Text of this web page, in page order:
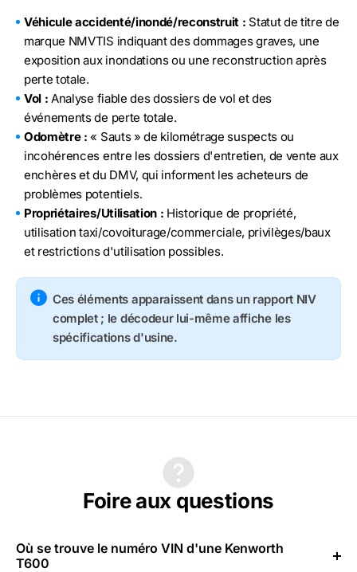
Véhicule accidenté/inondé/reconstruit : Statut de titre de
marque NMVTIS indiquant des dommages graves, une
exposition aux inondations ou une reconstruction après
perte totale.
Vol : Analyse fiable des dossiers de vol et des
événements de perte totale.
Odomètre : « Sauts » de kilométrage suspects ou
incohérences entre les dossiers d'entretien, de vente aux
enchères et du DMV, qui informent les acheteurs de
problèmes potentiels.
Propriétaires/Utilisation : Historique de propriété,
utilisation taxi/covoiturage/commerciale, privilèges/baux
et restrictions d'utilisation possibles.
Ces éléments apparaissent dans un rapport NIV
complet ; le décodeur lui-même affiche les
spécifications d'usine.
Foire aux questions
Où se trouve le numéro VIN d'une Kenworth
T600